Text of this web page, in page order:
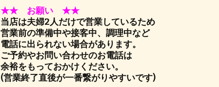
★★ お願い ★★
当店は夫婦2人だけで営業しているため
営業前の準備中や接客中、調理中など
電話に出られない場合があります。
ご予約やお問い合わせのお電話は
余裕をもっておかけください。
(営業終了直後が一番繋がりやすいです)